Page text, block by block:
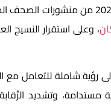
، وعلى استقرار النسيج
رؤية شاملة للتعامل مع
وتشديد الرِّقابة